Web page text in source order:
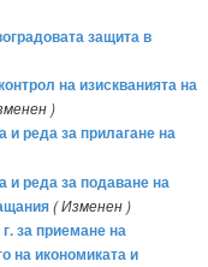
защита в
на изискванията на
)
и реда за прилагане на
и реда за подаване на
( Изменен )
за приемане на
на икономиката и